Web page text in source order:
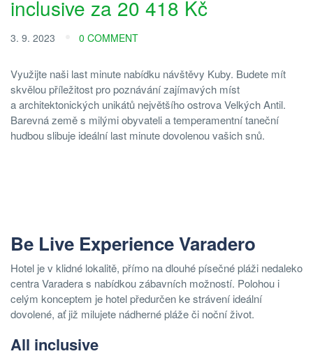
inclusive za 20 418 Kč
3. 9. 2023 0 COMMENT
Využijte naši last minute nabídku návštěvy Kuby. Budete mít
skvělou příležitost pro poznávání zajímavých míst
a architektonických unikátů největšího ostrova Velkých Antil.
Barevná země s milými obyvateli a temperamentní taneční
hudbou slibuje ideální last minute dovolenou vašich snů.
Be Live Experience Varadero
Hotel je v klidné lokalitě, přímo na dlouhé písečné pláži nedaleko
centra Varadera s nabídkou zábavních možností. Polohou i
celým konceptem je hotel předurčen ke strávení ideální
dovolené, ať již milujete nádherné pláže či noční život.
All inclusive